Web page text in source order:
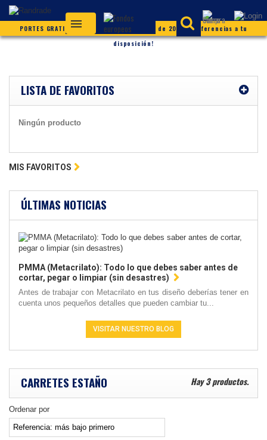
PORTES GRATIS (según condiciones) ¡Más de 20.000 referencias a tu
disposición!
LISTA DE FAVORITOS
Ningún producto
MIS FAVORITOS
ÚLTIMAS NOTICIAS
PMMA (Metacrilato): Todo lo que debes saber antes de
cortar, pegar o limpiar (sin desastres)
Antes de trabajar con Metacrilato en tus diseño deberías tener en
cuenta unos pequeños detalles que pueden cambiar tu...
VISITAR NUESTRO BLOG
CARRETES ESTAÑO Hay 3 productos.
Ordenar por